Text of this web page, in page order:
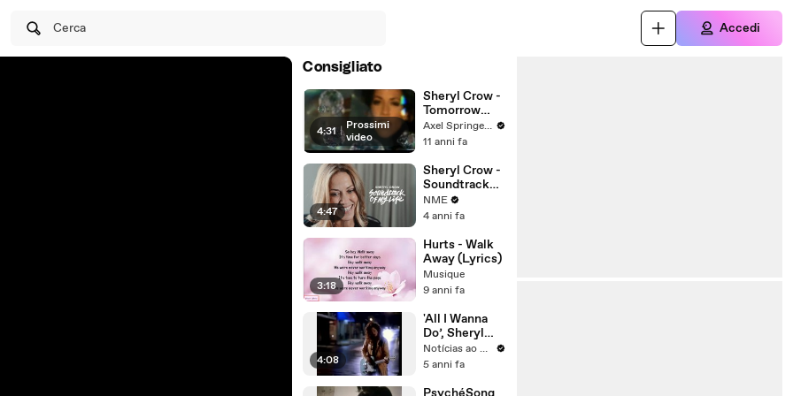
Cerca Accedi
Consigliato
4:31 | Prossimi
video
Sheryl Crow -
Tomorrow
Never DiesAxel Springer España
11 anni fa
4:47
Sheryl Crow -
Soundtrack
Of My Life
NME
4 anni fa
3:18
Hurts - Walk
Away (Lyrics)
Musique
9 anni fa
4:08
'All I Wanna
Do’, Sheryl
Crow
Notícias ao Minuto
5 anni fa